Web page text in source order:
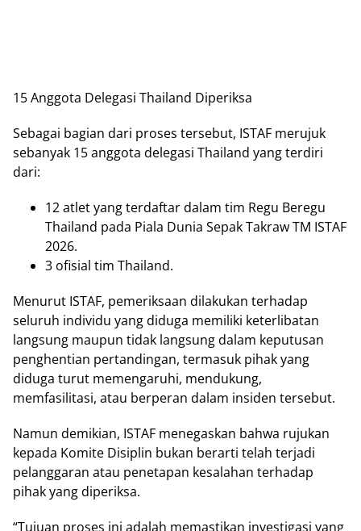
15 Anggota Delegasi Thailand Diperiksa
Sebagai bagian dari proses tersebut, ISTAF merujuk
sebanyak 15 anggota delegasi Thailand yang terdiri
dari:
12 atlet yang terdaftar dalam tim Regu Beregu
Thailand pada Piala Dunia Sepak Takraw TM ISTAF
2026.
3 ofisial tim Thailand.
Menurut ISTAF, pemeriksaan dilakukan terhadap
seluruh individu yang diduga memiliki keterlibatan
langsung maupun tidak langsung dalam keputusan
penghentian pertandingan, termasuk pihak yang
diduga turut memengaruhi, mendukung,
memfasilitasi, atau berperan dalam insiden tersebut.
Namun demikian, ISTAF menegaskan bahwa rujukan
kepada Komite Disiplin bukan berarti telah terjadi
pelanggaran atau penetapan kesalahan terhadap
pihak yang diperiksa.
“Tujuan proses ini adalah memastikan investigasi yang